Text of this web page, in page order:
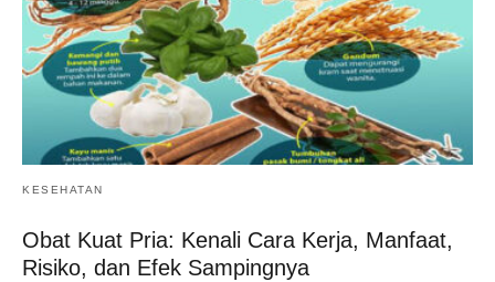
KESEHATAN
Obat Kuat Pria: Kenali Cara Kerja, Manfaat,
Risiko, dan Efek Sampingnya